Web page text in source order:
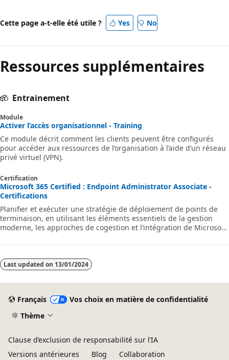
Cette page a-t-elle été utile ? Yes No
Ressources supplémentaires
Entrainement
Module
Activer l’accès organisationnel - Training
Ce module décrit comment les clients peuvent être configurés
pour accéder aux ressources de l’organisation à l’aide d’un réseau
privé virtuel (VPN).
Certification
Microsoft 365 Certified : Endpoint Administrator Associate -
Certifications
Planifier et exécuter une stratégie de déploiement de points de
terminaison, en utilisant les éléments essentiels de la gestion
moderne, les approches de cogestion et l’intégration de Microsoft
Last updated on 13/01/2024
Français
Vos choix en matière de confidentialité
Thème
Clause d’exclusion de responsabilité sur l’IA
Versions antérieures
Blog Collaboration